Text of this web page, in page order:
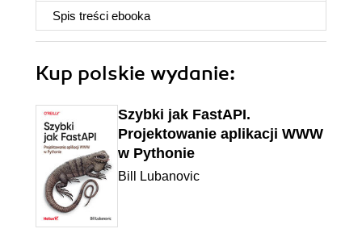
Spis treści ebooka
Kup polskie wydanie:
Szybki jak FastAPI.
Projektowanie aplikacji WWW
w Pythonie
Bill Lubanovic